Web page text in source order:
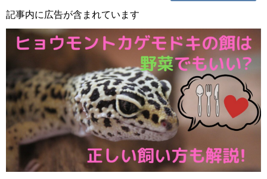
記事内に広告が含まれています